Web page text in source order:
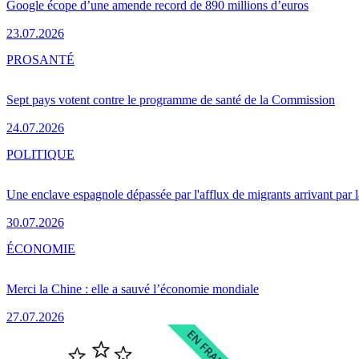
Google écope d’une amende record de 890 millions d’euros
23.07.2026
Sept pays votent contre le programme de santé de la Commission
24.07.2026
PROSANTÉ
Une enclave espagnole dépassée par l'afflux de migrants arrivant par
30.07.2026
POLITIQUE
Merci la Chine : elle a sauvé l’économie mondiale
27.07.2026
ÉCONOMIE